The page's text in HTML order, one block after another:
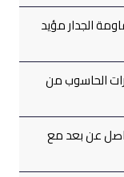
الجدار مؤيد
الحاسوب من
عن بعد مع